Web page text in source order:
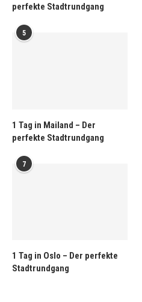
perfekte Stadtrundgang
5
1 Tag in Mailand – Der
perfekte Stadtrundgang
7
1 Tag in Oslo – Der perfekte
Stadtrundgang